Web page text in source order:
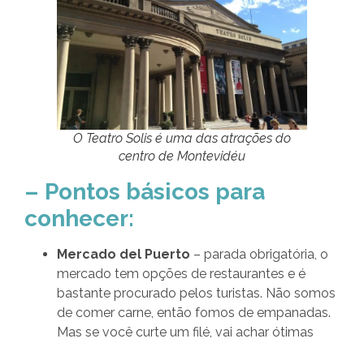
O Teatro Solis é uma das atrações do
centro de Montevidéu
– Pontos básicos para
conhecer:
Mercado del Puerto – parada obrigatória, o
mercado tem opções de restaurantes e é
bastante procurado pelos turistas. Não somos
de comer carne, então fomos de empanadas.
Mas se você curte um filé, vai achar ótimas